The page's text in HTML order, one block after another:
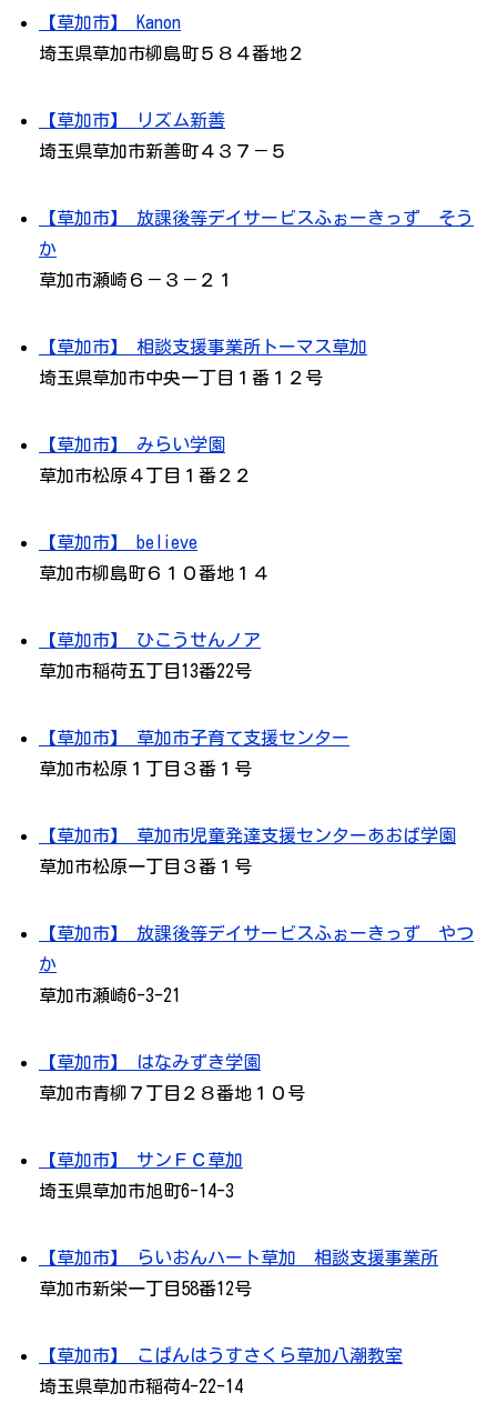
【草加市】 Kanon
埼玉県草加市柳島町５８４番地２
【草加市】 リズム新善
埼玉県草加市新善町４３７－５
【草加市】 放課後等デイサービスふぉーきっず そう
か
草加市瀬崎６－３－２１
【草加市】 相談支援事業所トーマス草加
埼玉県草加市中央一丁目１番１２号
【草加市】 みらい学園
草加市松原４丁目１番２２
【草加市】 believe
草加市柳島町６１０番地１４
【草加市】 ひこうせんノア
草加市稲荷五丁目13番22号
【草加市】 草加市子育て支援センター
草加市松原１丁目３番１号
【草加市】 草加市児童発達支援センターあおば学園
草加市松原一丁目３番１号
【草加市】 放課後等デイサービスふぉーきっず やつ
か
草加市瀬崎6-3-21
【草加市】 はなみずき学園
草加市青柳７丁目２８番地１０号
【草加市】 サンＦＣ草加
埼玉県草加市旭町6-14-3
【草加市】 らいおんハート草加 相談支援事業所
草加市新栄一丁目58番12号
【草加市】 こぱんはうすさくら草加八潮教室
埼玉県草加市稲荷4-22-14